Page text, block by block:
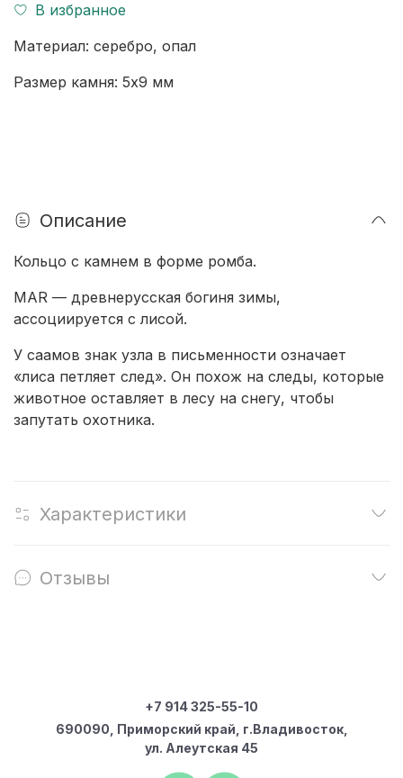
В избранное
Материал: серебро, опал
Размер камня: 5х9 мм
Описание
Кольцо с камнем в форме ромба.
MAR — древнерусская богиня зимы,
ассоциируется с лисой.
У саамов знак узла в письменности означает
«лиса петляет след». Он похож на следы, которые
животное оставляет в лесу на снегу, чтобы
запутать охотника.
Характеристики
Отзывы
+7 914 325-55-10
690090, Приморский край, г.Владивосток,
ул. Алеутская 45